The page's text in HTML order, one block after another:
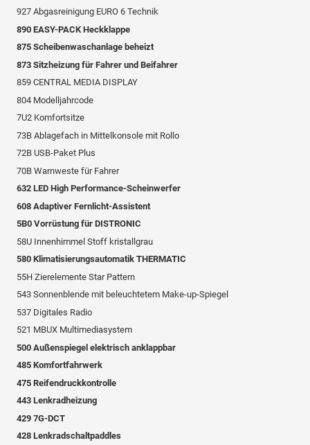
927 Abgasreinigung EURO 6 Technik
890 EASY-PACK Heckklappe
875 Scheibenwaschanlage beheizt
873 Sitzheizung für Fahrer und Beifahrer
859 CENTRAL MEDIA DISPLAY
804 Modelljahrcode
7U2 Komfortsitze
73B Ablagefach in Mittelkonsole mit Rollo
72B USB-Paket Plus
70B Warnweste für Fahrer
632 LED High Performance-Scheinwerfer
608 Adaptiver Fernlicht-Assistent
5B0 Vorrüstung für DISTRONIC
58U Innenhimmel Stoff kristallgrau
580 Klimatisierungsautomatik THERMATIC
55H Zierelemente Star Pattern
543 Sonnenblende mit beleuchtetem Make-up-Spiegel
537 Digitales Radio
521 MBUX Multimediasystem
500 Außenspiegel elektrisch anklappbar
485 Komfortfahrwerk
475 Reifendruckkontrolle
443 Lenkradheizung
429 7G-DCT
428 Lenkradschaltpaddles